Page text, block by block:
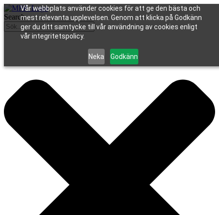
Vår webbplats använder cookies för att ge den bästa och
mest relevanta upplevelsen. Genom att klicka på Godkänn
ger du ditt samtycke till vår användning av cookies enligt
vår integritetspolicy.
Neka Godkänn
Search